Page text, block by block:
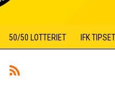
50/50 LOTTERIET IFK